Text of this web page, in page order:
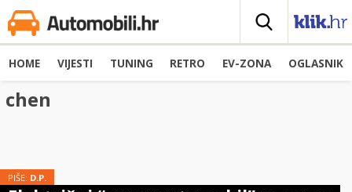
HOME VIJESTI TUNING RETRO EV-ZONA OGLASNIK
chen
PIŠE: D.P.